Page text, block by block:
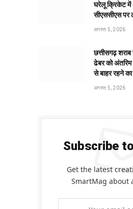
घरेलू क्रिकेट
सीएससीएस पर
अगस्त 5, 2026
छत्तीसगढ़
ढेबर को
से बाहर रहने
अगस्त 5, 2026
Subscribe
Get the latest
SmartMag about